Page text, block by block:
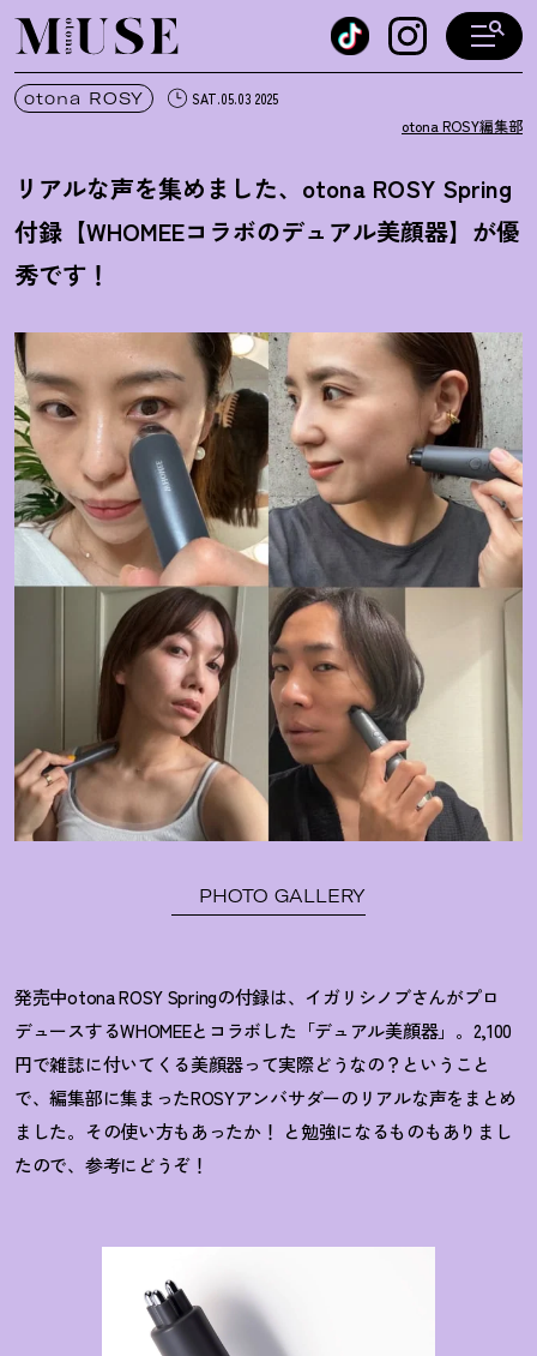
オトナミューズ ウェブ
otona ROSY SAT.05.03 2025
otona ROSY編集部
リアルな声を集めました、otona ROSY Spring
付録【WHOMEEコラボのデュアル美顔器】が優
秀です ！
PHOTO GALLERY
発売中otona ROSY Springの付録は、イガリシノブさんがプロ
デュースするWHOMEEとコラボした「デュアル美顔器」。2,100
円で雑誌に付いてくる美顔器って実際どうなの？ ということ
で、編集部に集まったROSYアンバサダーのリアルな声をまとめ
ました。その使い方もあったか！ と勉強になるものもありまし
たので、参考にどうぞ ！